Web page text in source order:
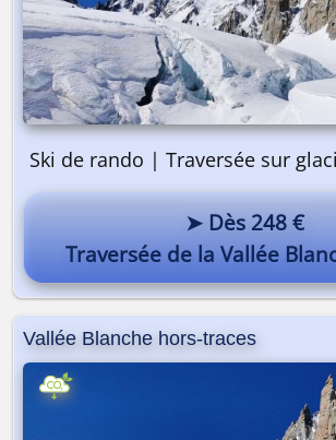
Ski de rando | Traversée sur
➤ Dès 248 €
Traversée de la Vallée
Vallée Blanche hors-traces